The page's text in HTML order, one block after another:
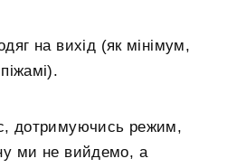
на вихід (як мінімум,
дотримуючись режим,
ми не вийдемо, а